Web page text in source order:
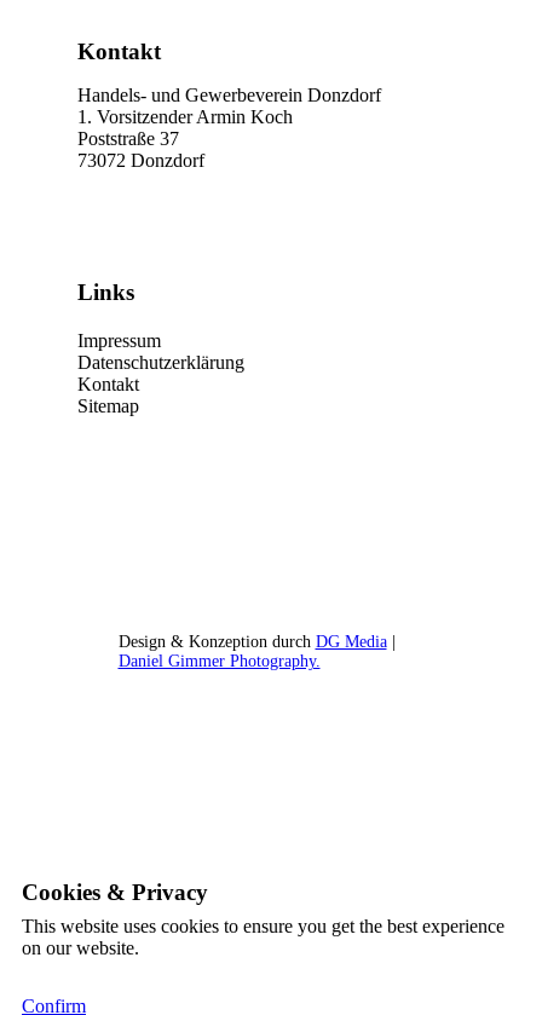
Kontakt
Handels- und Gewerbeverein Donzdorf
1. Vorsitzender Armin Koch
Poststraße 37
73072 Donzdorf
Links
Impressum
Datenschutzerklärung
Kontakt
Sitemap
Design & Konzeption durch DG Media|
Daniel Gimmer Photography.
Cookies & Privacy
This website uses cookies to ensure you get the best experience
on our website.
Confirm